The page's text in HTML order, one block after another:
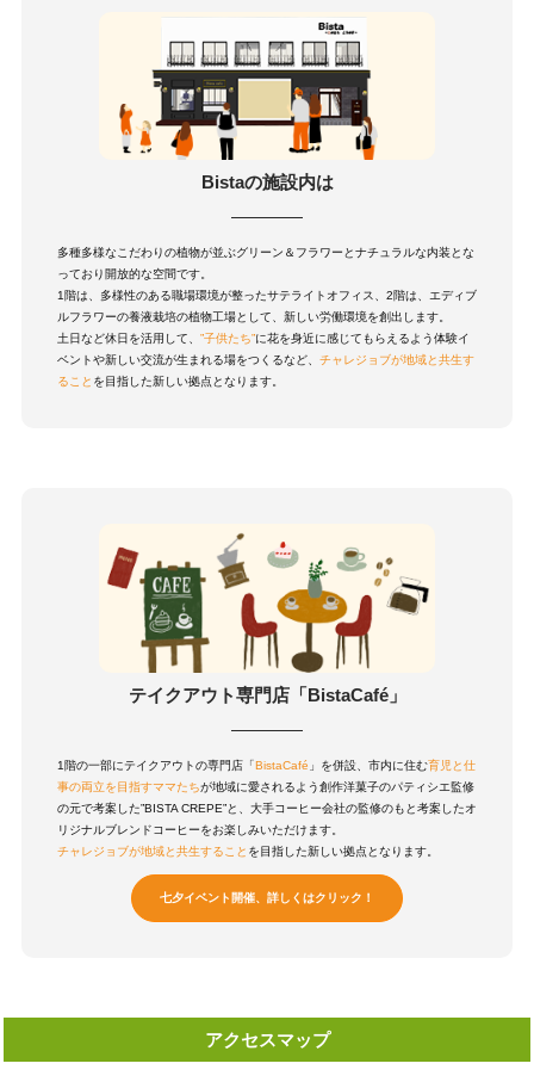
Bistaの施設内は
多種多様なこだわりの植物が並ぶグリーン＆フラワーとナチュラルな内装とな
っており開放的な空間です。
1階は、多様性のある職場環境が整ったサテライトオフィス、2階は、エディブ
ルフラワーの養液栽培の植物工場として、新しい労働環境を創出します。
土日など休日を活用して、 ”子供たち”に花を身近に感じてもらえるよう体験イ
ベントや新しい交流が生まれる場をつくるなど、 チャレジョブが地域と共生す
ること を目指した新しい拠点となります。
テイクアウト専門店「BistaCafé」
1階の一部にテイクアウトの専門店「BistaCafé 」を併設、市内に住む育児と仕
事の両立を目指すママたちが地域に愛されるよう創作洋菓子のパティシエ監修
の元で考案した”BISTA CREPE”と、大手コーヒー会社の監修のもと考案したオ
リジナルブレンドコーヒーをお楽しみいただけます。
チャレジョブが地域と共生すること を目指した新しい拠点となります。
七夕イベント開催、詳しくはクリック！
アクセスマップ